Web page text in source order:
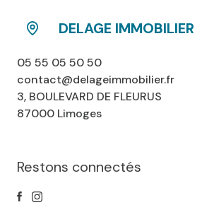
DELAGE IMMOBILIER
05 55 05 50 50
contact@delageimmobilier.fr
3, BOULEVARD DE FLEURUS
87000 Limoges
Restons connectés